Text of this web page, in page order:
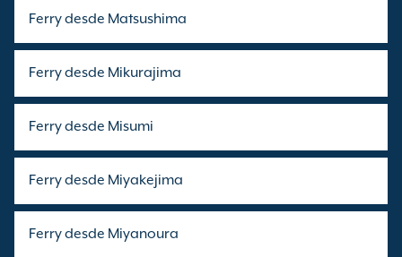
Ferry desde Matsushima
Ferry desde Mikurajima
Ferry desde Misumi
Ferry desde Miyakejima
Ferry desde Miyanoura